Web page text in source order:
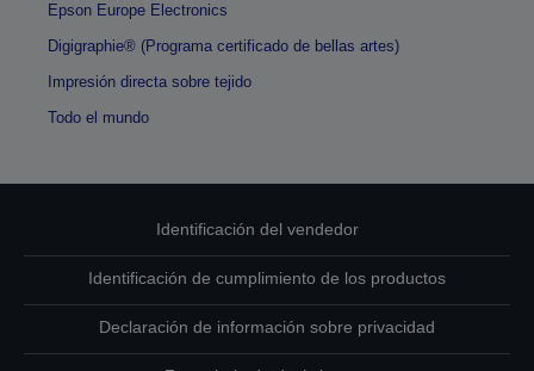
Epson Europe Electronics
Digigraphie® (Programa certificado de bellas artes)
Impresión directa sobre tejido
Todo el mundo
Identificación del vendedor
Identificación de cumplimiento de los productos
Declaración de información sobre privacidad